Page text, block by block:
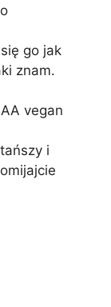
go jak
znam.
vegan
i